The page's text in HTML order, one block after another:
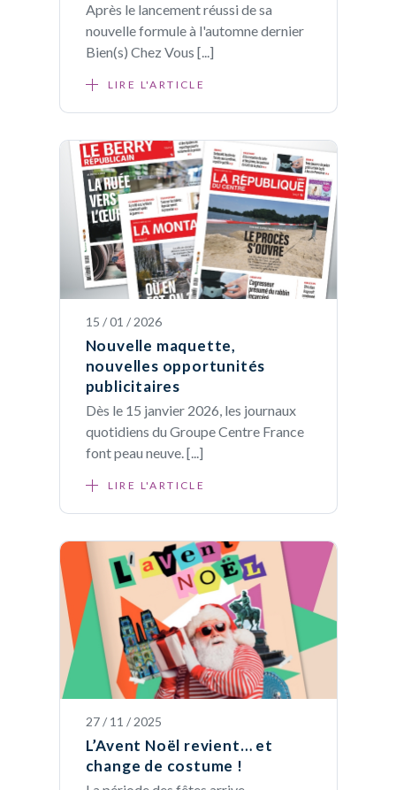
Après le lancement réussi de sa
nouvelle formule à l'automne dernier
Bien(s) Chez Vous [...]
LIRE L'ARTICLE
15 / 01 / 2026
Nouvelle maquette,
nouvelles opportunités
publicitaires
Dès le 15 janvier 2026, les journaux
quotidiens du Groupe Centre France
font peau neuve. [...]
LIRE L'ARTICLE
27 / 11 / 2025
L’Avent Noël revient… et
change de costume !